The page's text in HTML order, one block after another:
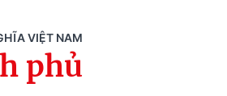
VIỆT NAM
phủ